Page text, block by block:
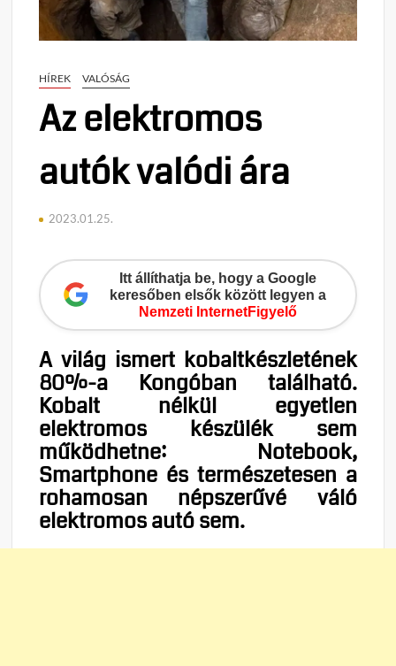
HÍREK VALÓSÁG
Az elektromos
autók valódi ára
2023.01.25.
Itt állíthatja be, hogy a Google
keresőben elsők között legyen a
Nemzeti InternetFigyelő
A világ ismert kobaltkészletének
80%-a Kongóban található.
Kobalt nélkül egyetlen
elektromos készülék sem
működhetne: Notebook,
Smartphone és természetesen a
rohamosan népszerűvé váló
elektromos autó sem.